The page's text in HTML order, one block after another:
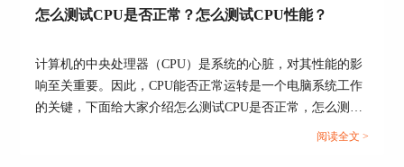
通过显存将数据整理储存起来，然后通过数模转换
显存可以用来提升显卡的性能，因为显卡核心的效
能发挥取决于显存的交换量的大小以及速度的快
怎么测试CPU是否正常？怎么测试CPU性能？
计算机的中央处理器（CPU）是系统的心脏，对其性能的影
响至关重要。因此，CPU能否正常运转是一个电脑系统工作
的关键，下面给大家介绍怎么测试CPU是否正常，怎么测试
阅读全文 >